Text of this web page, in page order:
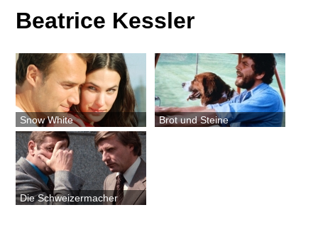
Beatrice Kessler
Snow White Brot und Steine
Die Schweizermacher